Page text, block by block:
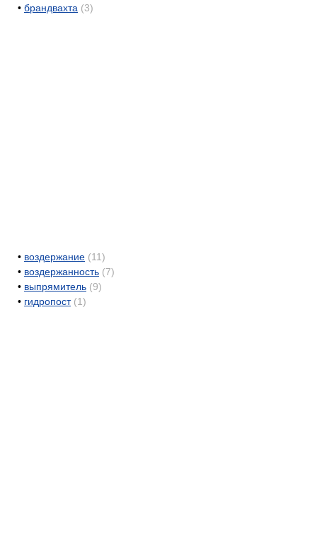
• брандвахта (3)
• воздержание (11)
• воздержанность (7)
• выпрямитель (9)
• гидропост (1)